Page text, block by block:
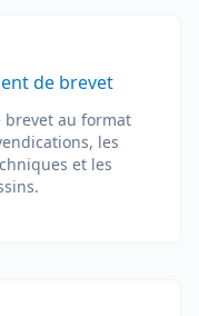
de brevet
brevet au format
les
et les